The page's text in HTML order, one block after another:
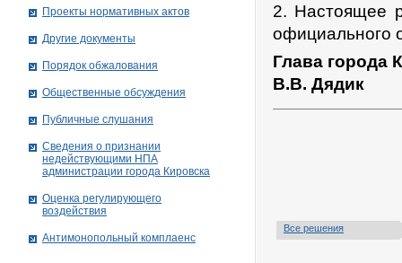
2. Настоящее
официального
Глава города
В.В. Дядик
Все решения
Проекты нормативных актов
Другие документы
Порядок обжалования
Общественные обсуждения
Публичные слушания
Сведения о признании
недействующими НПА
администрации города Кировскa
Оценка регулирующего
воздействия
Антимонопольный комплаенс